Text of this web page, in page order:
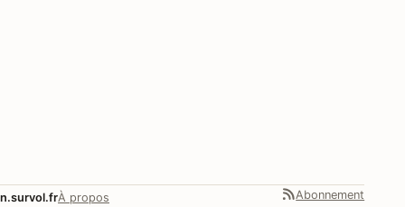
n.survol.frÀ propos Abonnement